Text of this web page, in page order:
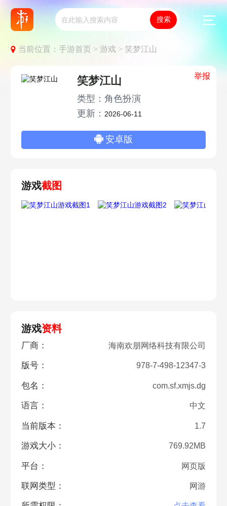
当前位置：手游首页 >游戏 > 笑梦江山
举报
笑梦江山
类型：角色扮演
更新：2026-06-11
安卓版
游戏截图
游戏资料
厂商： 海南欢朋网络科技有限公司
版号： 978-7-498-12347-3
包名： com.sf.xmjs.dg
语言： 中文
当前版本： 1.7
游戏大小： 769.92MB
平台： 网页版
联网类型： 网游